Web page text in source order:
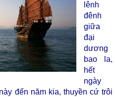
lênh
đênh
giữa
đại
dương
bao la,
hết
ngày
đến năm kia, thuyền cứ trôi